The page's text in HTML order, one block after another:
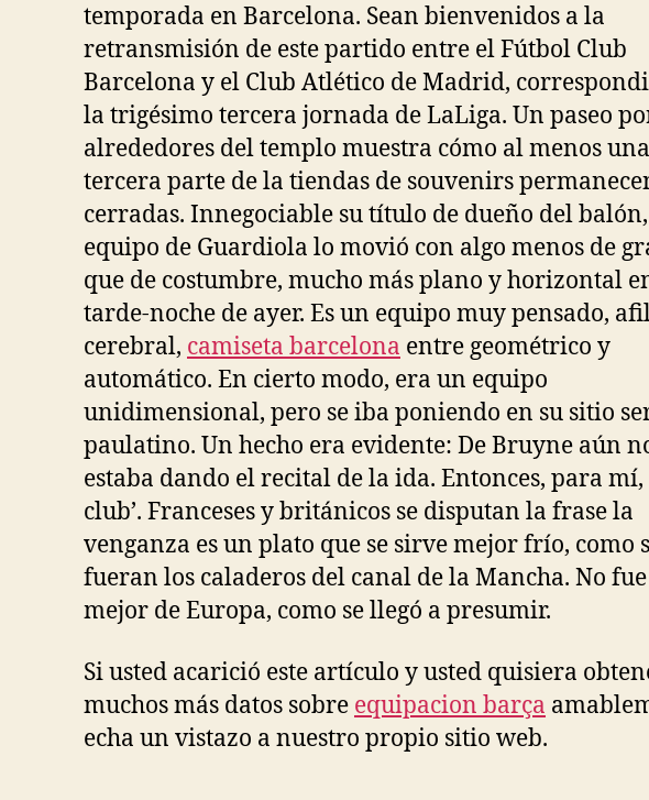
temporada en Barcelona. Sean bienvenidos a la
retransmisión de este partido entre el Fútbol Club
Barcelona y el Club Atlético de Madrid,
la trigésimo tercera jornada de LaLiga. Un paseo
alrededores del templo muestra cómo al menos una
tercera parte de la tiendas de souvenirs
cerradas. Innegociable su título de dueño del
equipo de Guardiola lo movió con algo menos de
que de costumbre, mucho más plano y horizontal
tarde-noche de ayer. Es un equipo muy pensado,
cerebral, camiseta barcelona entre geométrico y
automático. En cierto modo, era un equipo
unidimensional, pero se iba poniendo en su sitio
paulatino. Un hecho era evidente: De Bruyne aún
estaba dando el recital de la ida. Entonces, para mí,
club’. Franceses y británicos se disputan la frase la
venganza es un plato que se sirve mejor frío, como
fueran los caladeros del canal de la Mancha. No
mejor de Europa, como se llegó a presumir.
Si usted acarició este artículo y usted quisiera
muchos más datos sobre equipacion barça
echa un vistazo a nuestro propio sitio web.